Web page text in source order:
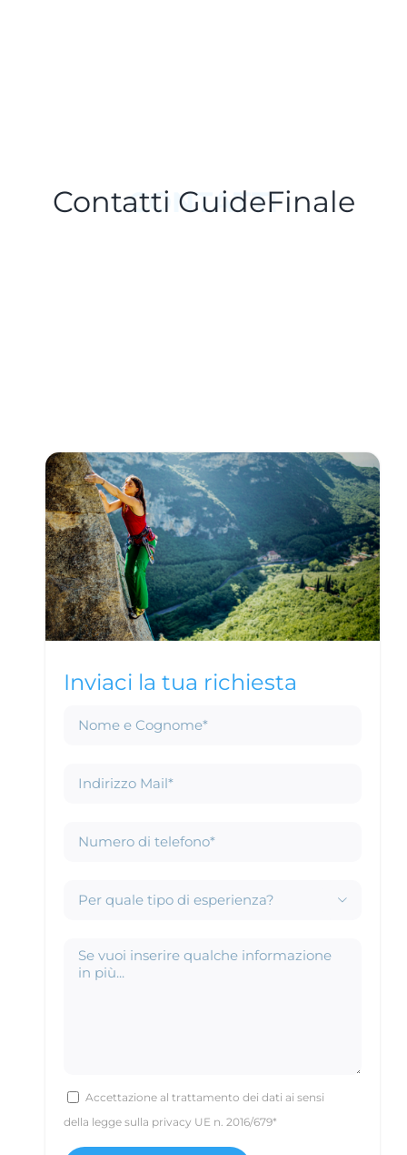
Contatti GuideFinale
Inviaci la tua richiesta

Accettazione al trattamento dei dati ai sensi
della legge sulla privacy UE n. 2016/679*